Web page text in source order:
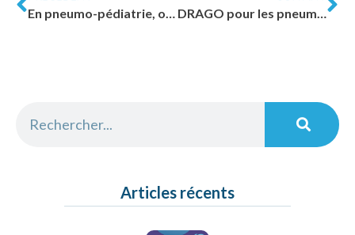
En pneumo-pédiatrie, on parle de DRAGO aussi DRAGO pour les pneumologues
Articles récents